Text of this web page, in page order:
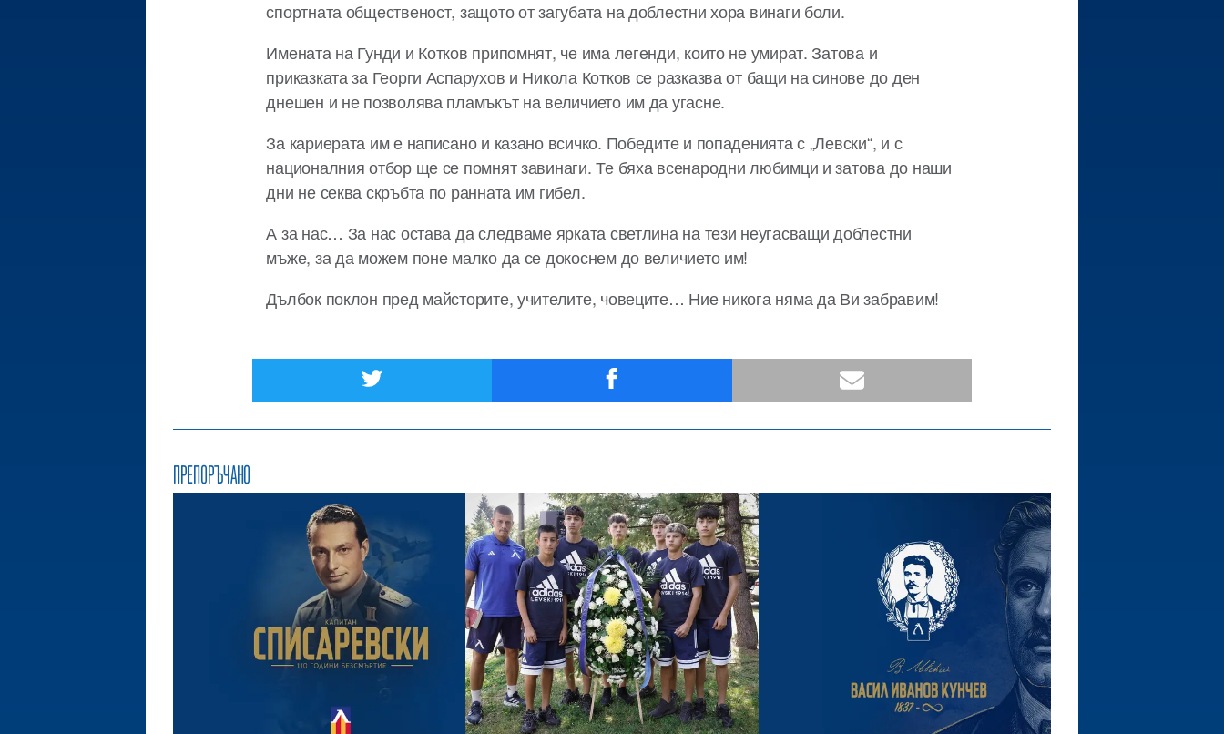
спортната общественост, защото от загубата на доблестни хора винаги боли.
Имената на Гунди и Котков припомнят, че има легенди, които не умират. Затова и
приказката за Георги Аспарухов и Никола Котков се разказва от бащи на синове до ден
днешен и не позволява пламъкът на величието им да угасне.
За кариерата им е написано и казано всичко. Победите и попаденията с „Левски“, и с
националния отбор ще се помнят завинаги. Те бяха всенародни любимци и затова до наши
дни не секва скръбта по ранната им гибел.
А за нас… За нас остава да следваме ярката светлина на тези неугасващи доблестни
мъже, за да можем поне малко да се докоснем до величието им!
Дълбок поклон пред майсторите, учителите, човеците… Ние никога няма да Ви забравим!
ПРЕПОРЪЧАНО